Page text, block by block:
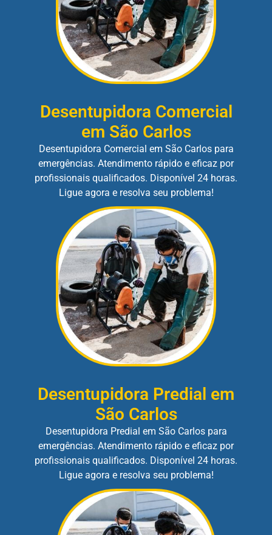
Desentupidora Comercial
em São Carlos
Desentupidora Comercial em São Carlos para
emergências. Atendimento rápido e eficaz por
profissionais qualificados. Disponível 24 horas.
Ligue agora e resolva seu problema!
Desentupidora Predial em
São Carlos
Desentupidora Predial em São Carlos para
emergências. Atendimento rápido e eficaz por
profissionais qualificados. Disponível 24 horas.
Ligue agora e resolva seu problema!